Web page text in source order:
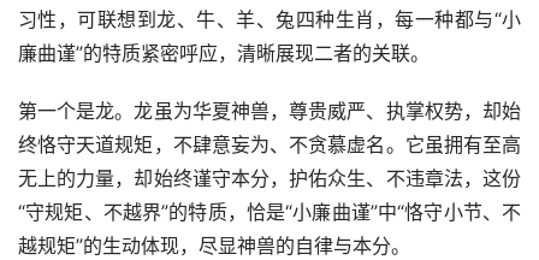
习性，可联想到龙、牛、羊、兔四种生肖，每一种都与“小
廉曲谨”的特质紧密呼应，清晰展现二者的关联。
第一个是龙。龙虽为华夏神兽，尊贵威严、执掌权势，却始
终恪守天道规矩，不肆意妄为、不贪慕虚名。它虽拥有至高
无上的力量，却始终谨守本分，护佑众生、不违章法，这份
“守规矩、不越界”的特质，恰是“小廉曲谨”中“恪守小节、不
越规矩”的生动体现，尽显神兽的自律与本分。